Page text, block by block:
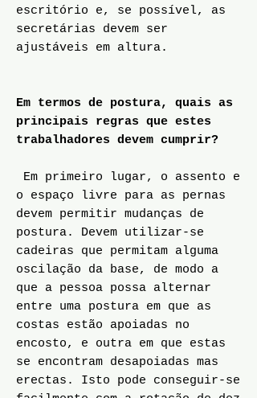
escritório e, se possível, as
secretárias devem ser
ajustáveis em altura.
Em termos de postura, quais as
principais regras que estes
trabalhadores devem cumprir?
Em primeiro lugar, o assento e
o espaço livre para as pernas
devem permitir mudanças de
postura. Devem utilizar-se
cadeiras que permitam alguma
oscilação da base, de modo a
que a pessoa possa alternar
entre uma postura em que as
costas estão apoiadas no
encosto, e outra em que estas
se encontram desapoiadas mas
erectas. Isto pode conseguir-se